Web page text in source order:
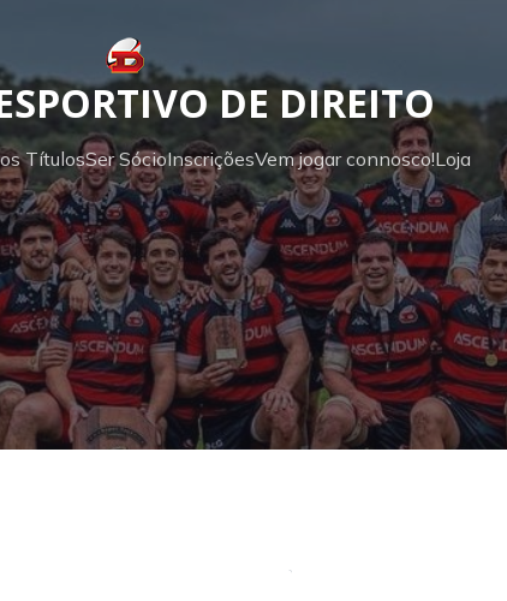
DE DIREITO
TítulosSer SócioInscriçõesVem jogar connosco!Loja